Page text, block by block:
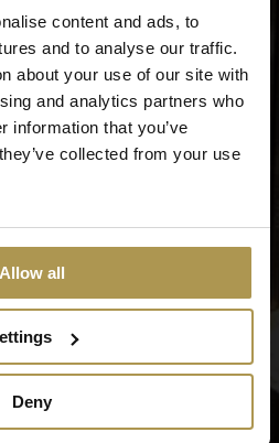
content and ads, to
and to analyse our traffic.
about your use of our site with
and analytics partners who
information that you’ve
collected from your use
Allow all
Deny